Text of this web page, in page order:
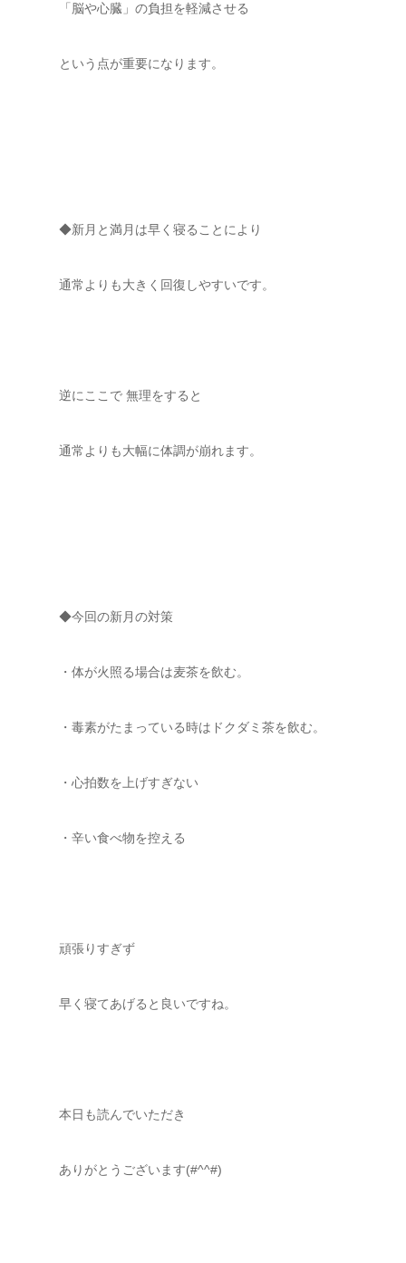
「脳や心臓」の負担を軽減させる
という点が重要になります。
◆新月と満月は早く寝ることにより
通常よりも大きく回復しやすいです。
逆にここで 無理をすると
通常よりも大幅に体調が崩れます。
◆今回の新月の対策
・体が火照る場合は麦茶を飲む。
・毒素がたまっている時はドクダミ茶を飲む。
・心拍数を上げすぎない
・辛い食べ物を控える
頑張りすぎず
早く寝てあげると良いですね。
本日も読んでいただき
ありがとうございます(#^^#)